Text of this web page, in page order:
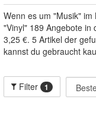
Wenn es um "Musik"
"Vinyl" 189 Angebote in
3,25 €. 5 Artikel der
kannst du gebraucht
Filter 1